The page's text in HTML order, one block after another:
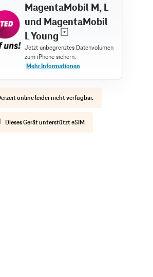
MagentaMobil M, L
und MagentaMobil
L Young
online leider nicht verfügbar.
Dieses Gerät unterstützt eSIM